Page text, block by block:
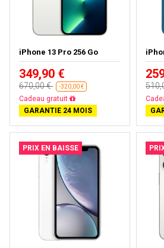
iPhone 13 Pro 256 Go
349,90 €
670,00 € -320,00 €
Livraison gratuite
GARANTIE 24 MOIS
PRIX EN BAISSE